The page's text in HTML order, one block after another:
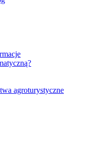
agroturystyczne